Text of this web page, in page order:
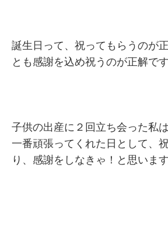
誕生日って、祝ってもらうのが
とも感謝を込め祝うのが正解で
子供の出産に２回立ち会った私
一番頑張ってくれた日として、
り、感謝をしなきゃ！と思います